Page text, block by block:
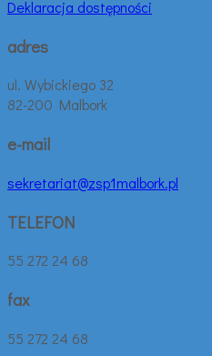
Deklaracja dostępności
adres
ul. Wybickiego 32
82-200 Malbork
e-mail
sekretariat@zsp1malbork.pl
TELEFON
55 272 24 68
fax
55 272 24 68